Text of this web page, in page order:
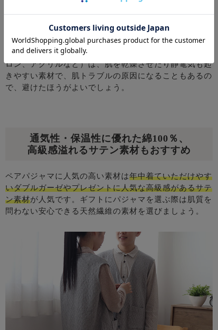
天然繊維で快適な睡眠を
当店ではどんな方にも安心して着ていただけるよう素材
にこだわっております。化学繊維（ポリエステル、ナイ
ロン、アクリルなど）は、肌を乾燥させたり静電気も起
きやすい素材で、肌トラブルの原因になることもあるの
で、避けたほうがよいでしょう。
通気性・保温性に優れた綿100％、
高級感溢れるサテン素材もおすすめ
ペアパジャマに人気の高い素材は年中着ていただけやす
いダブルガーゼやプレゼントに人気な高級感があるサテ
ン素材が人気です。ギフトにパジャマを選ぶ際は肌質を
問わない安心できる天然繊維の素材を選びましょう。